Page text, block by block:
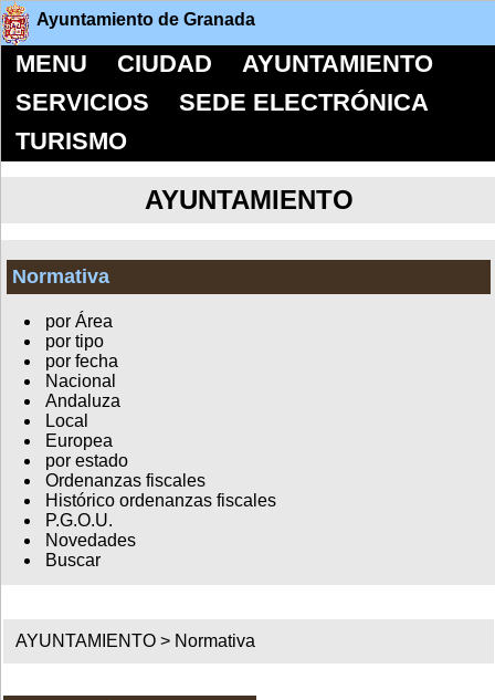
Ayuntamiento de Granada
MENU CIUDAD
AYUNTAMIENTO
SERVICIOS
SEDE ELECTRÓNICA
TURISMO
AYUNTAMIENTO
Normativa
por Área
por tipo
por fecha
Nacional
Andaluza
Local
Europea
por estado
Ordenanzas fiscales
Histórico ordenanzas fiscales
P.G.O.U.
Novedades
Buscar
AYUNTAMIENTO > Normativa